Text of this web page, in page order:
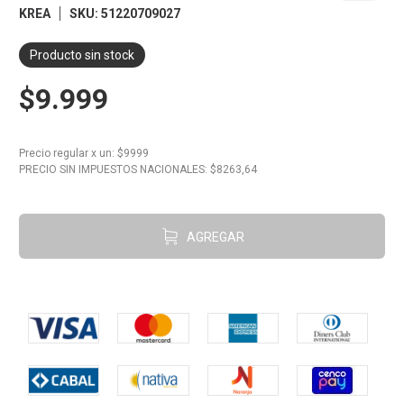
KREA SKU:51220709027
Producto sin stock
$9.999
Precio regular x un: $9999
PRECIO SIN IMPUESTOS NACIONALES: $8263,64
AGREGAR
Fideos
Juguetes
. Carne